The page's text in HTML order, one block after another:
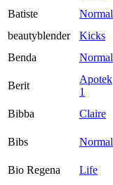
Batiste
Normal
beautyblender
Kicks
Benda
Normal
Berit
Apotek
1
Bibba
Claire
Bibs
Normal
Bio Regena
Life